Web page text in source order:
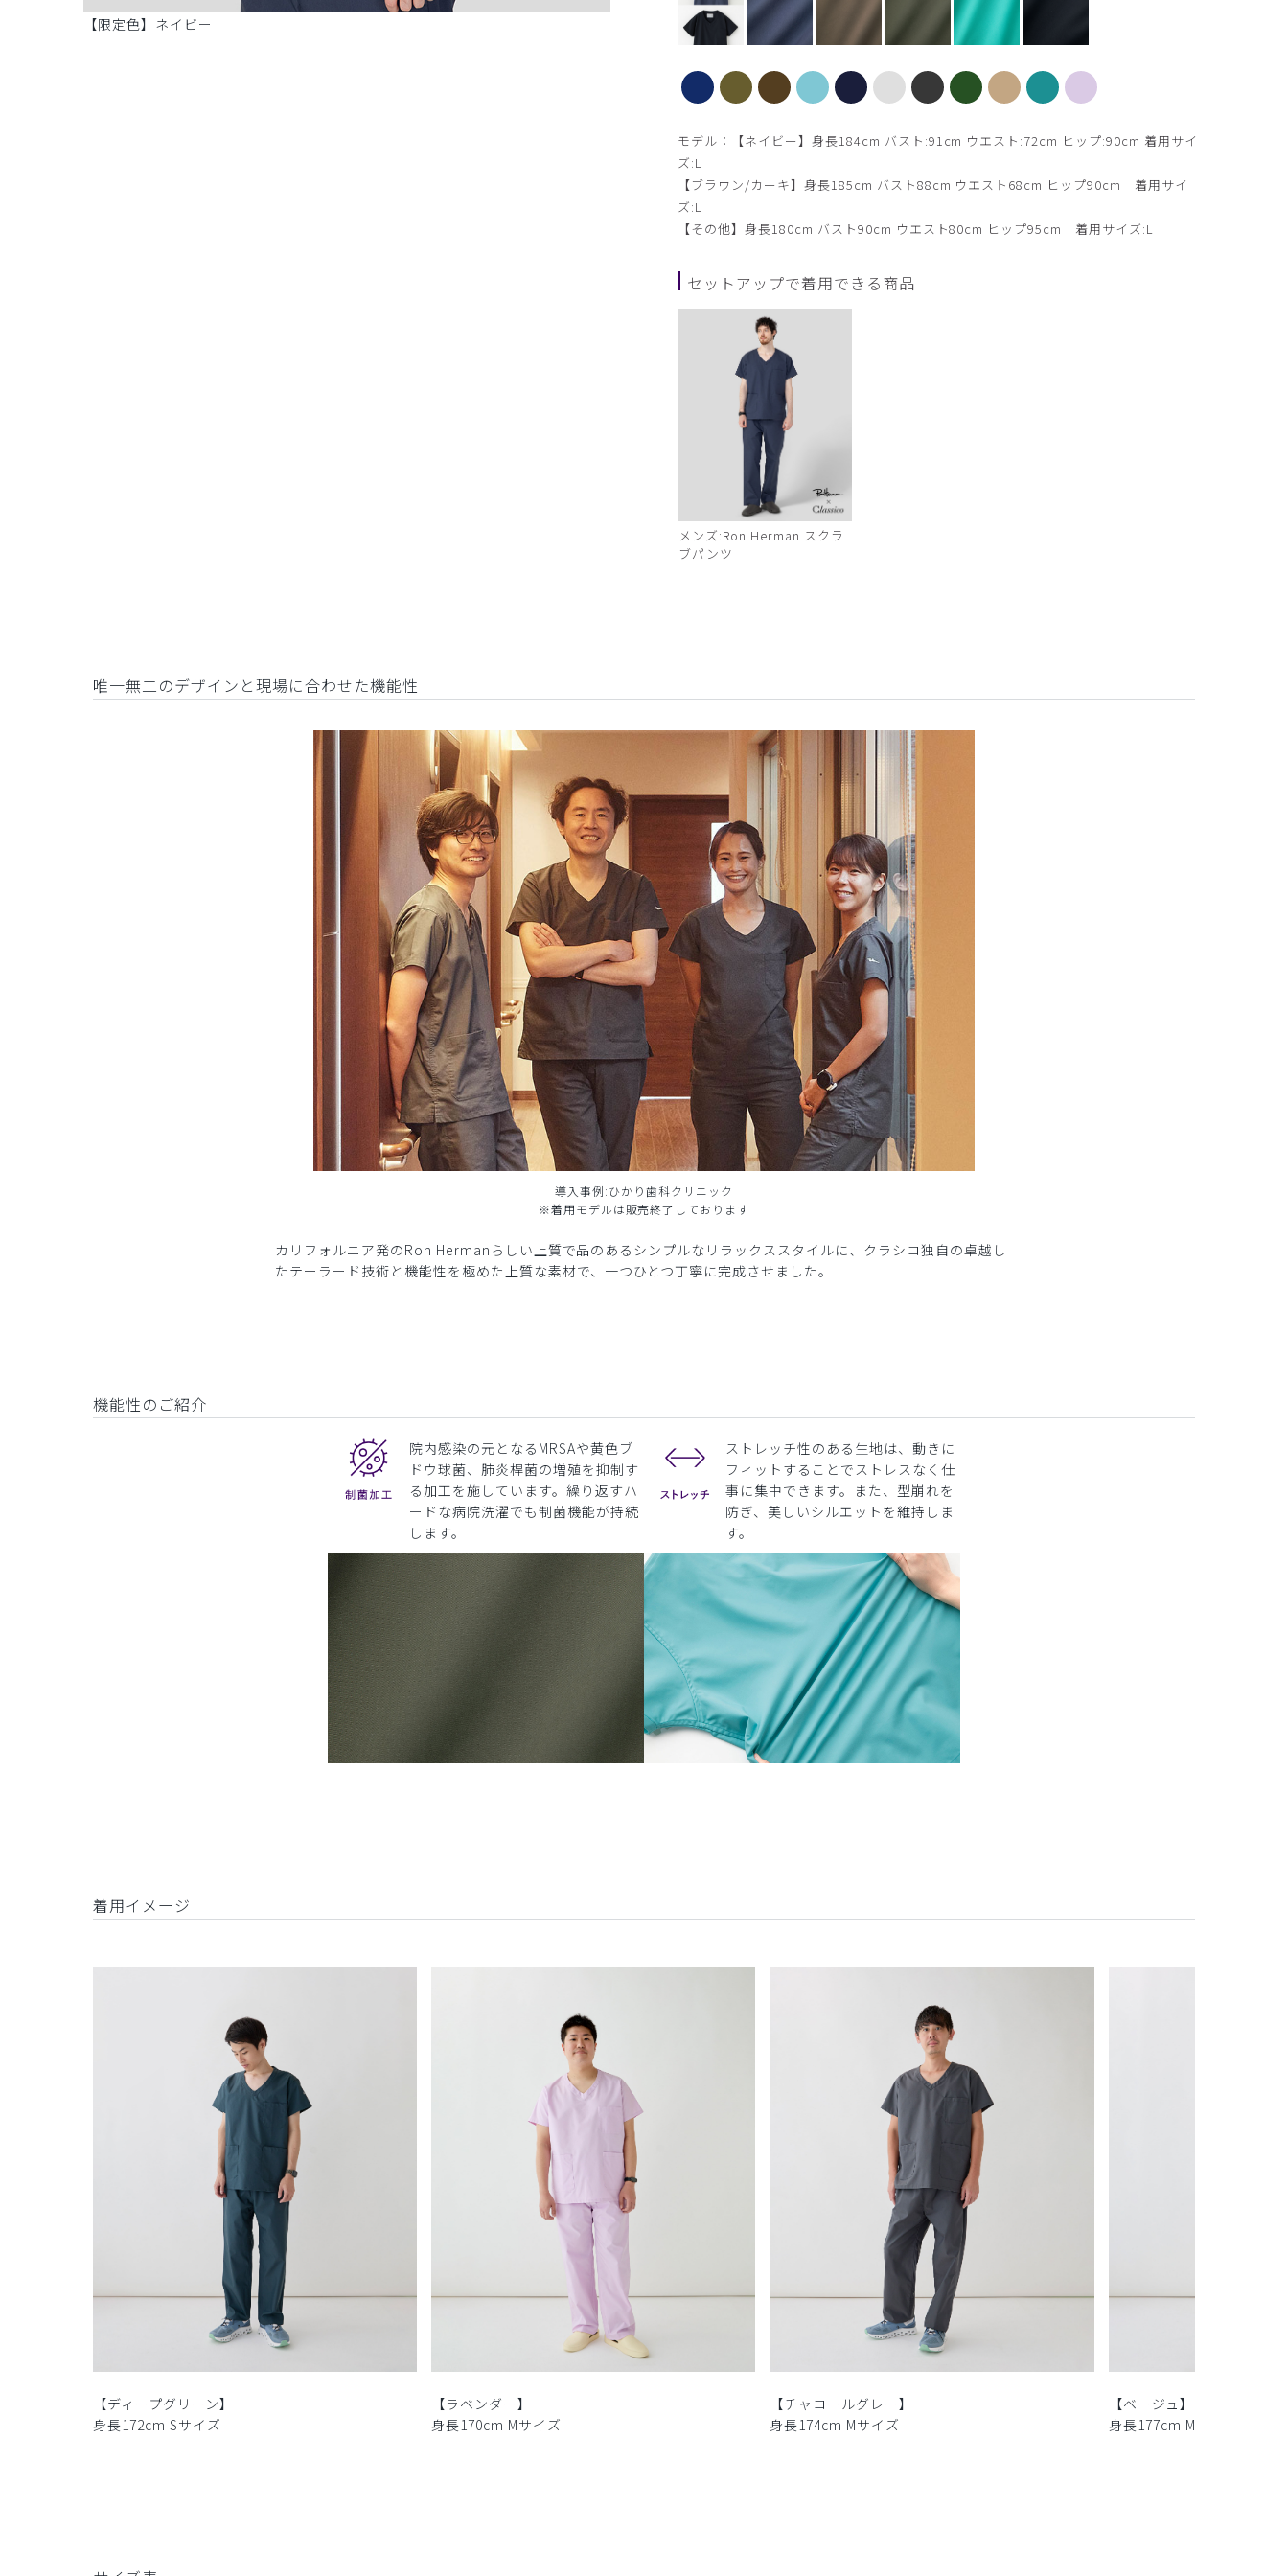
【限定色】ネイビー
モデル：【ネイビー】身長184cm バスト:91cm ウエスト:72cm ヒップ:90cm 着用サイ
ズ:L
【ブラウン/カーキ】身長185cm バスト88cm ウエスト68cm ヒップ90cm 着用サイ
ズ:L
【その他】身長180cm バスト90cm ウエスト80cm ヒップ95cm 着用サイズ:L
セットアップで着用できる商品
メンズ:Ron Herman スクラ
ブパンツ
唯一無二のデザインと現場に合わせた機能性
導入事例:ひかり歯科クリニック
※着用モデルは販売終了しております
カリフォルニア発のRon Hermanらしい上質で品のあるシンプルなリラックススタイルに、クラシコ独自の卓越し
たテーラード技術と機能性を極めた上質な素材で、一つひとつ丁寧に完成させました。
機能性のご紹介
院内感染の元となるMRSAや黄色ブ
ドウ球菌、肺炎桿菌の増殖を抑制す
る加工を施しています。繰り返すハ
ードな病院洗濯でも制菌機能が持続
します。
ストレッチ性のある生地は、動きに
フィットすることでストレスなく仕
事に集中できます。また、型崩れを
防ぎ、美しいシルエットを維持しま
す。
着用イメージ
【ディープグリーン】
身長172cm Sサイズ
【ラベンダー】
身長170cm Mサイズ
【チャコールグレー】
身長174cm Mサイズ
【ベージュ】
身長177cm Mサイズ